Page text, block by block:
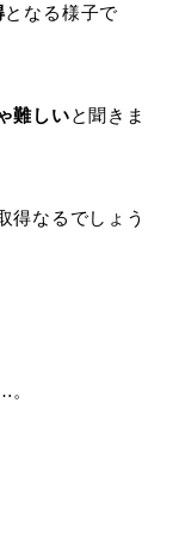
となる様子で
難しいと聞きま
得なるでしょう
。